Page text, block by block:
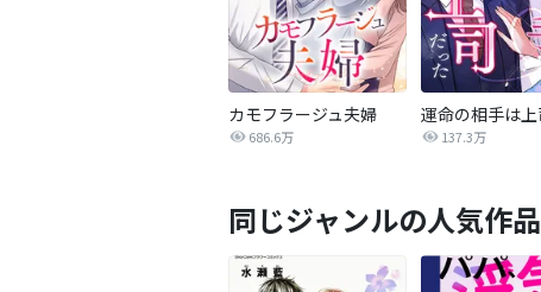
カモフラージュ夫婦
686.6万 137.3万
同じジャンルの人気作品